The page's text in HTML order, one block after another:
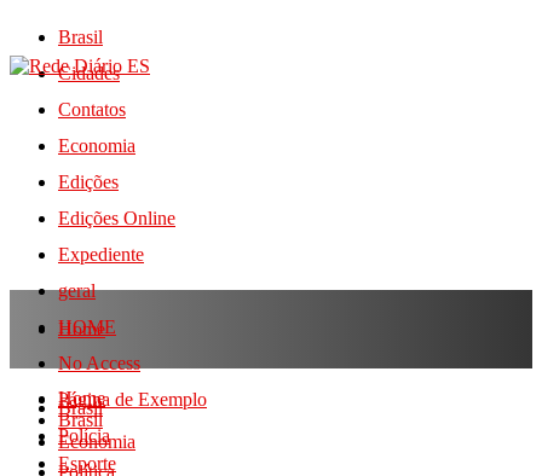
Brasil
Cidades
Contatos
Economia
Edições
Edições Online
Expediente
geral
HOME
No Access
Página de Exemplo
Polícia
Política
Home
Brasil
Home
Brasil
Economia
Esporte